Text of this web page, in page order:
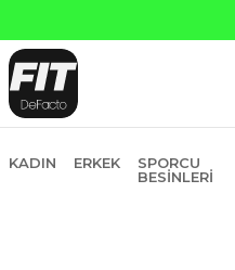
KADIN ERKEK
SPORCU
BESINLERI